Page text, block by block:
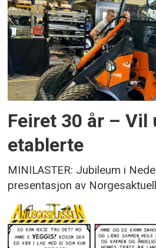
Feiret 30 år – Vil
etablerte
MINILASTER: Jubileum i
presentasjon av